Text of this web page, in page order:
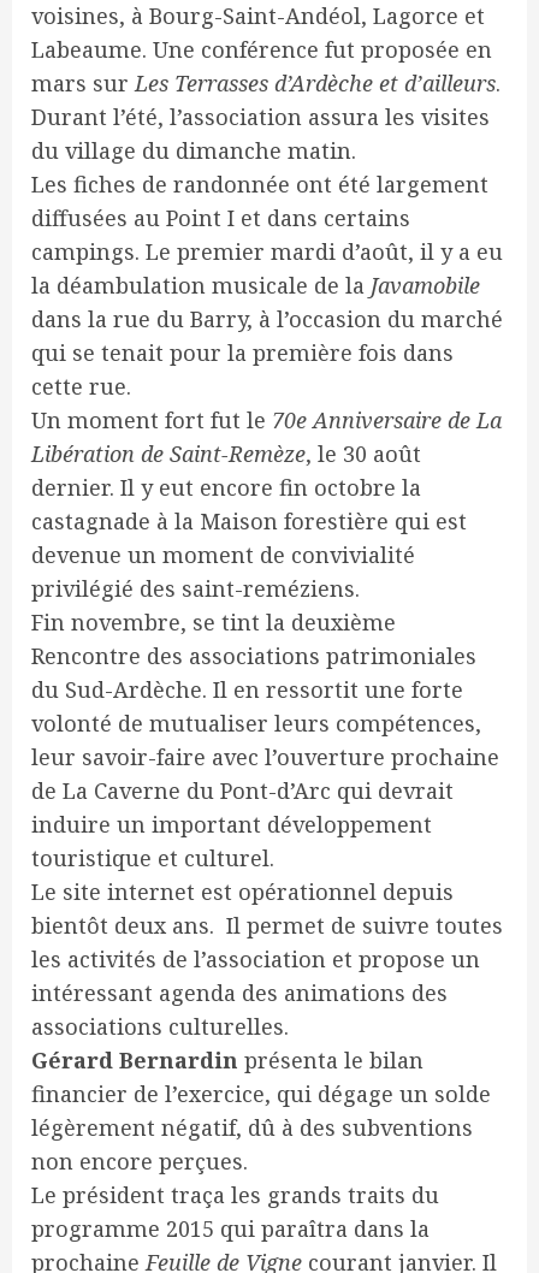
voisines, à Bourg-Saint-Andéol, Lagorce et
Labeaume. Une conférence fut proposée en
mars surLes Terrasses d’Ardèche et d’ailleurs.
Durant l’été, l’association assura les visites
du village du dimanche matin.
Les fiches de randonnée ont été largement
diffusées au Point I et dans certains
campings. Le premier mardi d’août, il y a eu
la déambulation musicale de la Javamobile
dans la rue du Barry, à l’occasion du marché
qui se tenait pour la première fois dans
cette rue.
Un moment fort fut le 70e Anniversaire de La
Libération de Saint-Remèze, le 30 août
dernier. Il y eut encore fin octobre la
castagnade à la Maison forestière qui est
devenue un moment de convivialité
privilégié des saint-reméziens.
Fin novembre, se tint la deuxième
Rencontre des associations patrimoniales
du Sud-Ardèche. Il en ressortit une forte
volonté de mutualiser leurs compétences,
leur savoir-faire avec l’ouverture prochaine
de La Caverne du Pont-d’Arc qui devrait
induire un important développement
touristique et culturel.
Le site internet est opérationnel depuis
bientôt deux ans. Il permet de suivre toutes
les activités de l’association et propose un
intéressant agenda des animations des
associations culturelles.
Gérard Bernardin présenta le bilan
financier de l’exercice, qui dégage un solde
légèrement négatif, dû à des subventions
non encore perçues.
Le président traça les grands traits du
programme 2015 qui paraîtra dans la
prochaineFeuille de Vigne courant janvier. Il